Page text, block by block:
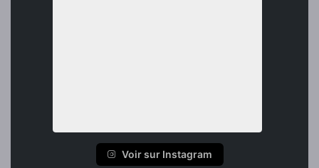
Voir sur Instagram